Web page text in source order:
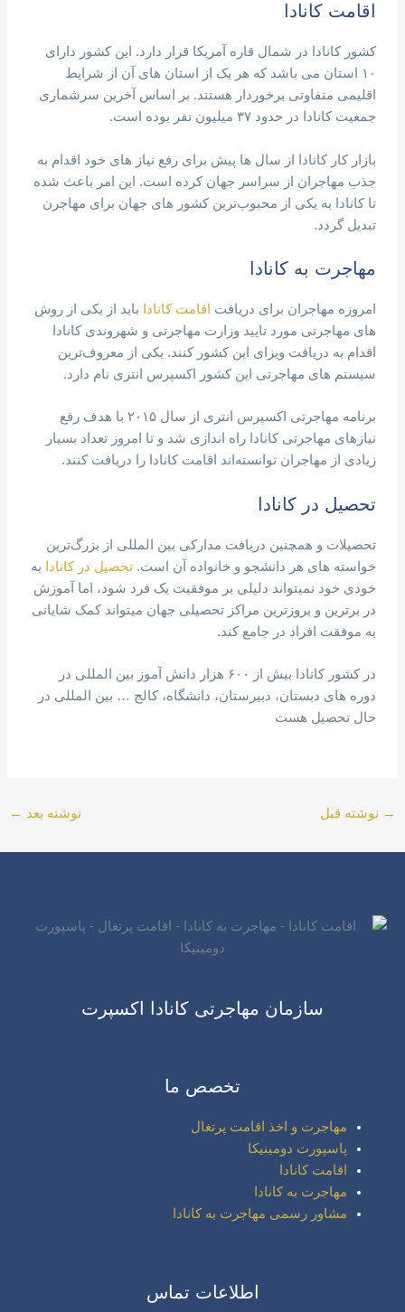
اقامت کانادا
کشور کانادا در شمال قاره آمریکا قرار دارد. این کشور دارای
۱۰ استان می باشد که هر یک از استان های آن از شرایط
اقلیمی متفاوتی برخوردار هستند. بر اساس آخرین سرشماری
جمعیت کانادا در حدود ۳۷ میلیون نفر بوده است.
بازار کار کانادا از سال ها پیش برای رفع نیاز های خود اقدام به
جذب مهاجران از سراسر جهان کرده است. این امر باعث شده
تا کانادا به یکی از محبوب‌ترین کشور های جهان برای مهاجرن
تبدیل گردد.
مهاجرت به کانادا
امروزه مهاجران برای دریافت اقامت کانادا
باید از یکی از روش
های مهاجرتی مورد تایید وزارت مهاجرتی و شهروندی کانادا
اقدام به دریافت ویزای این کشور کنند. یکی از معروف‌ترین
سیستم های مهاجرتی این کشور اکسپرس انتری نام دارد.
برنامه مهاجرتی اکسپرس انتری از سال ۲۰۱۵ با هدف رفع
نیازهای مهاجرتی کانادا راه اندازی شد و تا امروز تعداد بسیار
زیادی از مهاجران توانسته‌اند اقامت کانادا را دریافت کنند.
تحصیل در کانادا
تحصیلات و همچنین دریافت مدارکی بین المللی از بزرگ‌ترین
خواسته های هر دانشجو و خانواده آن است.تحصیل در کانادا
به
خودی خود نمیتواند دلیلی بر موفقیت یک فرد شود، اما آموزش
در برترین و بروزترین مراکز تحصیلی جهان میتواند کمک شایانی
به موفقت افراد در جامع کند.
در کشور کانادا بیش از ۶۰۰ هزار دانش آموز بین المللی در
دوره های دبستان، دبیرستان، دانشگاه، کالج … بین المللی در
حال تحصیل هست
→ نوشته قبل نوشته بعد ←
سازمان مهاجرتی کانادا اکسپرت
تخصص ما
مهاجرت و اخذ اقامت پرتغال
پاسپورت دومینیکا
اقامت کانادا
مهاجرت به کانادا
مشاور رسمی مهاجرت به کانادا
اطلاعات تماس